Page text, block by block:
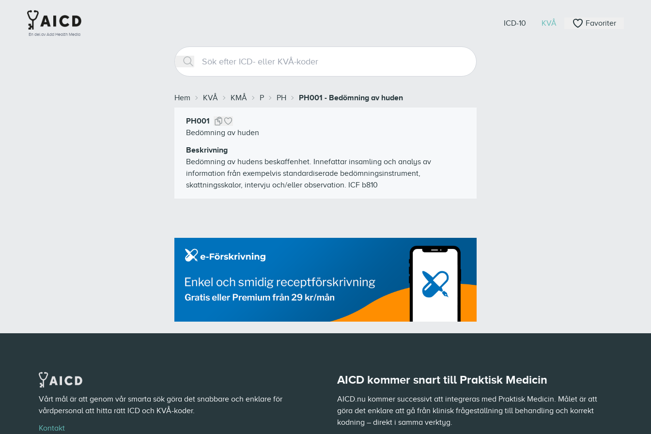
En del av Add Health Media
ICD-10 KVÅ Favoriter
Hem KVÅ KMÅ P PH PH001 - Bedömning av huden
PH001
Bedömning av huden
Beskrivning
Bedömning av hudens beskaffenhet. Innefattar insamling och analys av
information från exempelvis standardiserade bedömningsinstrument,
skattningsskalor, intervju och/eller observation. ICF b810
Vårt mål är att genom vår smarta sök göra det snabbare och enklare för
vårdpersonal att hitta rätt ICD och KVÅ-koder.
Kontakt
AICD kommer snart till Praktisk Medicin
AICD.nu kommer successivt att integreras med Praktisk Medicin. Målet är att
göra det enklare att gå från klinisk frågeställning till behandling och korrekt
kodning – direkt i samma verktyg.